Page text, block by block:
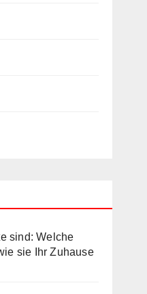
sind: Welche
sie Ihr Zuhause